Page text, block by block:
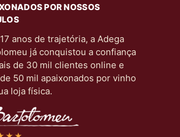
POR NOSSOS
anos de trajetória, a Adega
já conquistou a confiança
de 30 mil clientes online e
50 mil apaixonados por vinho
loja física.